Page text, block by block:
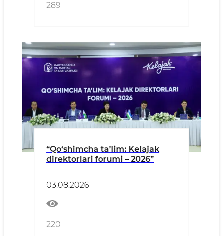
289
“Qo‘shimcha ta’lim: Kelajak
direktorlari forumi – 2026”
03.08.2026
220